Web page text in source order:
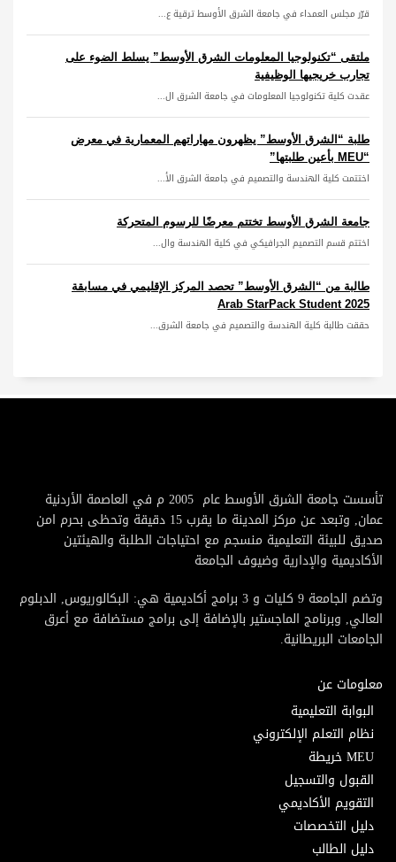
قرّر مجلس العمداء في جامعة الشرق الأوسط ترقية ع...
ملتقى “تكنولوجيا المعلومات الشرق الأوسط” يسلط الضوء على
تجارب خريجيها الوظيفية
عقدت كلية تكنولوجيا المعلومات في جامعة الشرق ال...
طلبة “الشرق الأوسط” يظهرون مهاراتهم المعمارية في معرض
“MEU بأعين طلبتها”
اختتمت كلية الهندسة والتصميم في جامعة الشرق الأ...
جامعة الشرق الأوسط تختتم معرضًا للرسوم المتحركة
اختتم قسم التصميم الجرافيكي في كلية الهندسة وال...
طالبة من “الشرق الأوسط” تحصد المركز الإقليمي في مسابقة
Arab StarPack Student 2025
حققت طالبة كلية الهندسة والتصميم في جامعة الشرق...
تأسست جامعة الشرق الأوسط عام 2005 م في العاصمة الأردنية
عمان, وتبعد عن مركز المدينة ما يقرب 15 دقيقة وتحظى بحرم امن
صديق للبيئة التعليمية منسجم مع احتياجات الطلبة والهيئتين
الأكاديمية والإدارية وضيوف الجامعة
وتضم الجامعة 9 كليات و 3 برامج أكاديمية هي: البكالوريوس, الدبلوم
العالي, وبرنامج الماجستير بالإضافة إلى برامج مستضافة مع أعرق
الجامعات البريطانية.
معلومات عن
البوابة التعليمية
نظام التعلم الإلكتروني
MEU خريطة
القبول والتسجيل
التقويم الأكاديمي
دليل التخصصات
دليل الطالب